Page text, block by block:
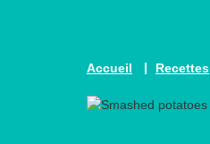
Accueil Recettes